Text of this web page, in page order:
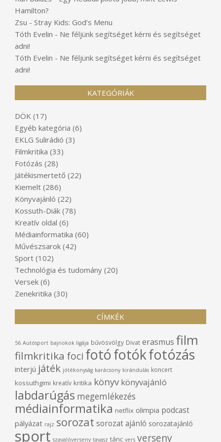
Hamilton?
Zsu - Stray Kids: God’s Menu
Tóth Evelin - Ne féljünk segítséget kérni és segítséget
adni!
Tóth Evelin - Ne féljünk segítséget kérni és segítséget
adni!
KATEGÓRIÁK
DÖK (17)
Egyéb kategória (6)
EKLG Sulirádió (3)
Filmkritika (33)
Fotózás (28)
Játékismertető (22)
Kiemelt (286)
Könyvajánló (22)
Kossuth-Diák (78)
Kreatív oldal (6)
Médiainformatika (60)
Művészsarok (42)
Sport (102)
Technológia és tudomány (20)
Versek (6)
Zenekritika (30)
CÍMKÉK
56 Autósport bajnokok ligája bűvösvölgy Divat erasmus film
filmkritika foci fotófotókfotózás
interjú játék jótékonyság karácsony kirándulás koncert
kossuthgimi kreatív kritika könyv könyvajánló
labdarúgás megemlékezés
médiainformatika netflix olimpia podcast
pályázat rajz sorozat sorozat ajánló sorozatajánló
sport szavalóverseny tavasz tánc vers verseny